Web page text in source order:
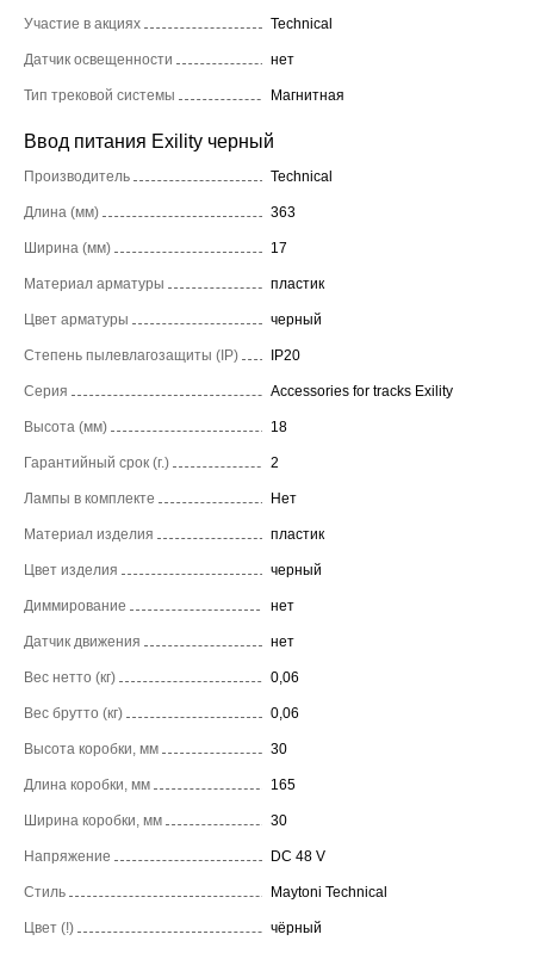
Участие в акциях Technical
Датчик освещенности нет
Тип трековой системы Магнитная
Ввод питания Exility черный
Производитель Technical
Длина (мм) 363
Ширина (мм) 17
Материал арматуры пластик
Цвет арматуры черный
Степень пылевлагозащиты (IP) IP20
Серия Accessories for tracks Exility
Высота (мм) 18
Гарантийный срок (г.) 2
Лампы в комплекте Нет
Материал изделия пластик
Цвет изделия черный
Диммирование нет
Датчик движения нет
Вес нетто (кг) 0,06
Вес брутто (кг) 0,06
Высота коробки, мм 30
Длина коробки, мм 165
Ширина коробки, мм 30
Напряжение DC 48 V
Стиль Maytoni Technical
Цвет (!) чёрный